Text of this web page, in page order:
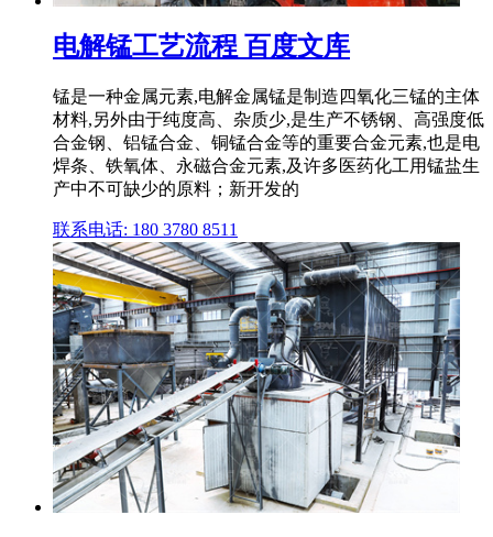
电解锰工艺流程 百度文库
锰是一种金属元素,电解金属锰是制造四氧化三锰的主体
材料,另外由于纯度高、杂质少,是生产不锈钢、高强度低
合金钢、铝锰合金、铜锰合金等的重要合金元素,也是电
焊条、铁氧体、永磁合金元素,及许多医药化工用锰盐生
产中不可缺少的原料；新开发的
联系电话: 180 3780 8511